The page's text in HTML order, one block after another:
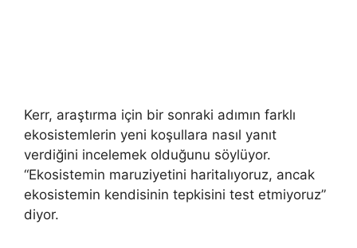
Kerr, araştırma için bir sonraki adımın farklı
ekosistemlerin yeni koşullara nasıl yanıt
verdiğini incelemek olduğunu söylüyor.
“Ekosistemin maruziyetini haritalıyoruz, ancak
ekosistemin kendisinin tepkisini test etmiyoruz”
diyor.